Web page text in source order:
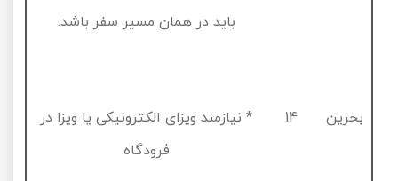
باید در همان مسیر سفر باشد.
بحرین
* نیازمند ویزای الکترونیکی یا ویزا در
فرودگاه